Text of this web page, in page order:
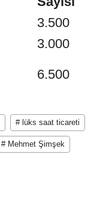
3.500
3.000
6.500
# lüks saat ticareti
# Mehmet Şimşek